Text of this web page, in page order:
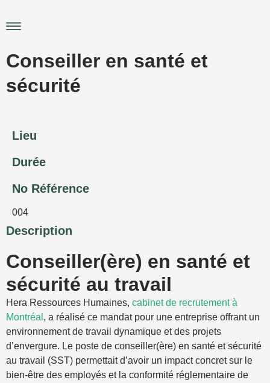
auMain
Conseiller en santé et
sécurité
Lieu
Durée
No Référence
004
Description
Conseiller(ère) en santé et
sécurité au travail
Hera Ressources Humaines, cabinet de recrutement à
Montréal , a réalisé ce mandat pour une entreprise offrant un
environnement de travail dynamique et des projets
d’envergure. Le poste de conseiller(ère) en santé et sécurité
au travail (SST) permettait d’avoir un impact concret sur le
bien-être des employés et la conformité réglementaire de